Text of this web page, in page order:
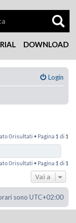
DOWNLOAD
Login
0 risultati • Pagina 1 di 1
0 risultati • Pagina 1 di 1
Vai a
sono UTC+02:00